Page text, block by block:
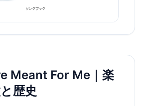
Meant For Me｜楽
歴史